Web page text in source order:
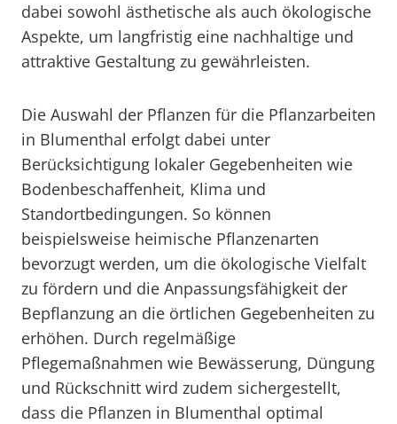
dabei sowohl ästhetische als auch ökologische
Aspekte, um langfristig eine nachhaltige und
attraktive Gestaltung zu gewährleisten.
Die Auswahl der Pflanzen für die Pflanzarbeiten
in Blumenthal erfolgt dabei unter
Berücksichtigung lokaler Gegebenheiten wie
Bodenbeschaffenheit, Klima und
Standortbedingungen. So können
beispielsweise heimische Pflanzenarten
bevorzugt werden, um die ökologische Vielfalt
zu fördern und die Anpassungsfähigkeit der
Bepflanzung an die örtlichen Gegebenheiten zu
erhöhen. Durch regelmäßige
Pflegemaßnahmen wie Bewässerung, Düngung
und Rückschnitt wird zudem sichergestellt,
dass die Pflanzen in Blumenthal optimal